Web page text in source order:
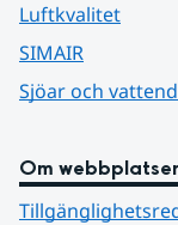
Luftkvalitet
SIMAIR
Sjöar och
Om